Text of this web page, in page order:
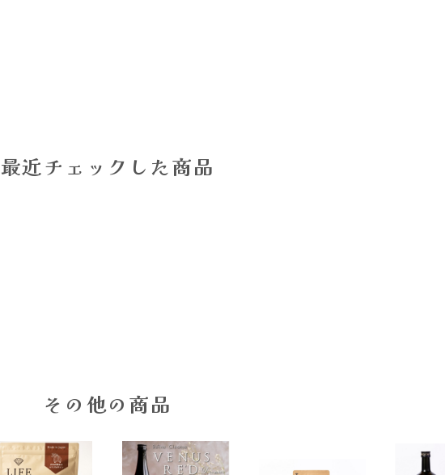
最近チェックした商品
その他の商品